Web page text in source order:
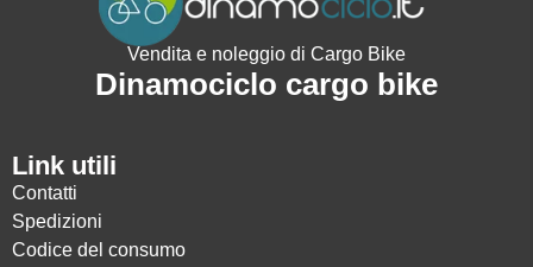
Vendita e noleggio di Cargo Bike
Dinamociclo cargo bike
Link utili
Contatti
Spedizioni
Codice del consumo